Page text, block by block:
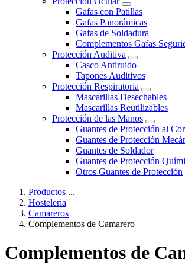
Gafas con Patillas
Gafas Panorámicas
Gafas de Soldadura
Complementos Gafas
Protección Auditiva
Casco Antiruido
Tapones Auditivos
Protección Respiratoria
Mascarillas Desechables
Mascarillas Reutilizables
Protección de las Manos
Guantes de Protección al
Guantes de Protección
Guantes de Soldador
Guantes de Protección
Otros Guantes de Protección
Productos ...
Hostelería
Camareros
Complementos de Camarero
Complementos de